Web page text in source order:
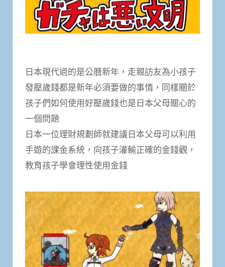
日本現代過的是公曆新年，走親訪友為小孩子
發壓歲錢都是新年必須要做的事情，同樣關於
孩子們如何使用好壓歲錢也是日本父母關心的
一個問題
日本一位理財規劃師就建議日本父母可以利用
手遊的課金系統，向孩子灌輸正確的金錢觀，
教育孩子學會理性使用金錢